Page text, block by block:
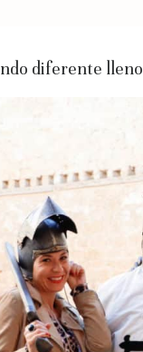
diferente